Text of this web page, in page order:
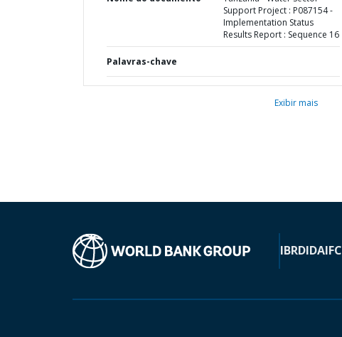
Support Project : P087154 -
Implementation Status
Results Report : Sequence 16
Palavras-chave
Exibir mais
IBRDIDAIFC